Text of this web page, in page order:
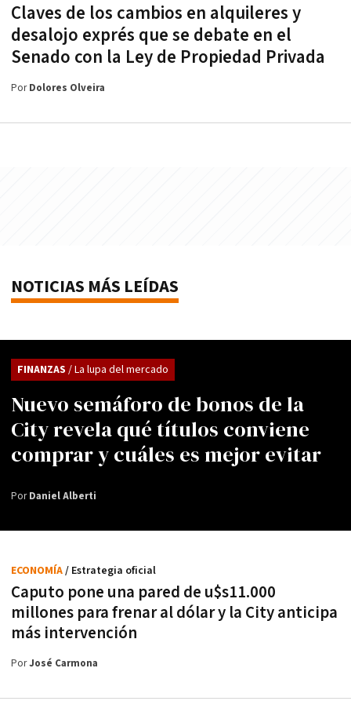
Claves de los cambios en alquileres y
desalojo exprés que se debate en el
Senado con la Ley de Propiedad Privada
PorDolores Olveira
NOTICIAS MÁS LEÍDAS
Nuevo semáforo de bonos de la
City revela qué títulos conviene
comprar y cuáles es mejor evitar
FINANZAS / La lupa del mercado
PorDaniel Alberti
Caputo pone una pared de u$s11.000
millones para frenar al dólar y la City anticipa
más intervención
ECONOMÍA/ Estrategia oficial
PorJosé Carmona